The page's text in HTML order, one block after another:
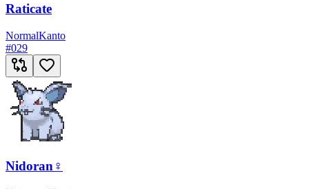
Raticate
NormalKanto
#029
Nidoran♀